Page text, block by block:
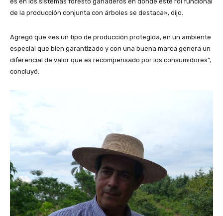
de la producción conjunta con árboles se destaca», dijo.
Agregó que «es un tipo de producción protegida, en un ambiente
especial que bien garantizado y con una buena marca genera un
diferencial de valor que es recompensado por los consumidores”,
concluyó.